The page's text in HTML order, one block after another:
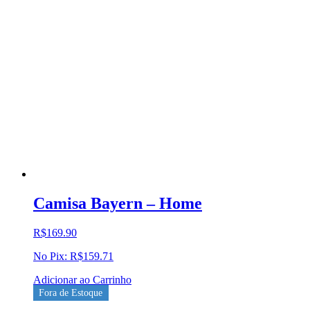
Camisa Bayern – Home
R$169.90
No Pix: R$159.71
Adicionar ao Carrinho
Fora de Estoque